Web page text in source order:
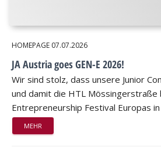
HOMEPAGE 07.07.2026
JA Austria goes GEN-E 2026!
Wir sind stolz, dass unsere Junior
und damit die HTL Mössingerstraße
Entrepreneurship Festival Europas
MEHR